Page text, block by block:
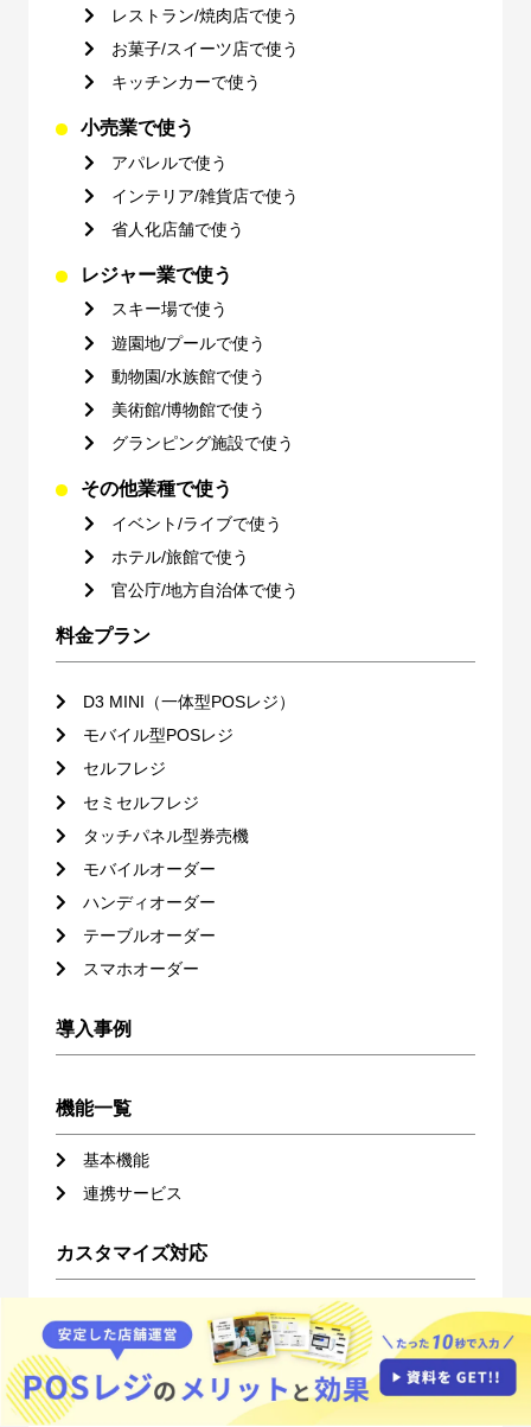
レストラン/焼肉店で使う
お菓子/スイーツ店で使う
キッチンカーで使う
小売業で使う
アパレルで使う
インテリア/雑貨店で使う
省人化店舗で使う
レジャー業で使う
スキー場で使う
遊園地/プールで使う
動物園/水族館で使う
美術館/博物館で使う
グランピング施設で使う
その他業種で使う
イベント/ライブで使う
ホテル/旅館で使う
官公庁/地方自治体で使う
料金プラン
D3 MINI（一体型POSレジ）
モバイル型POSレジ
セルフレジ
セミセルフレジ
タッチパネル型券売機
モバイルオーダー
ハンディオーダー
テーブルオーダー
スマホオーダー
導入事例
機能一覧
基本機能
連携サービス
カスタマイズ対応
ハードウェア一覧
よくある質問